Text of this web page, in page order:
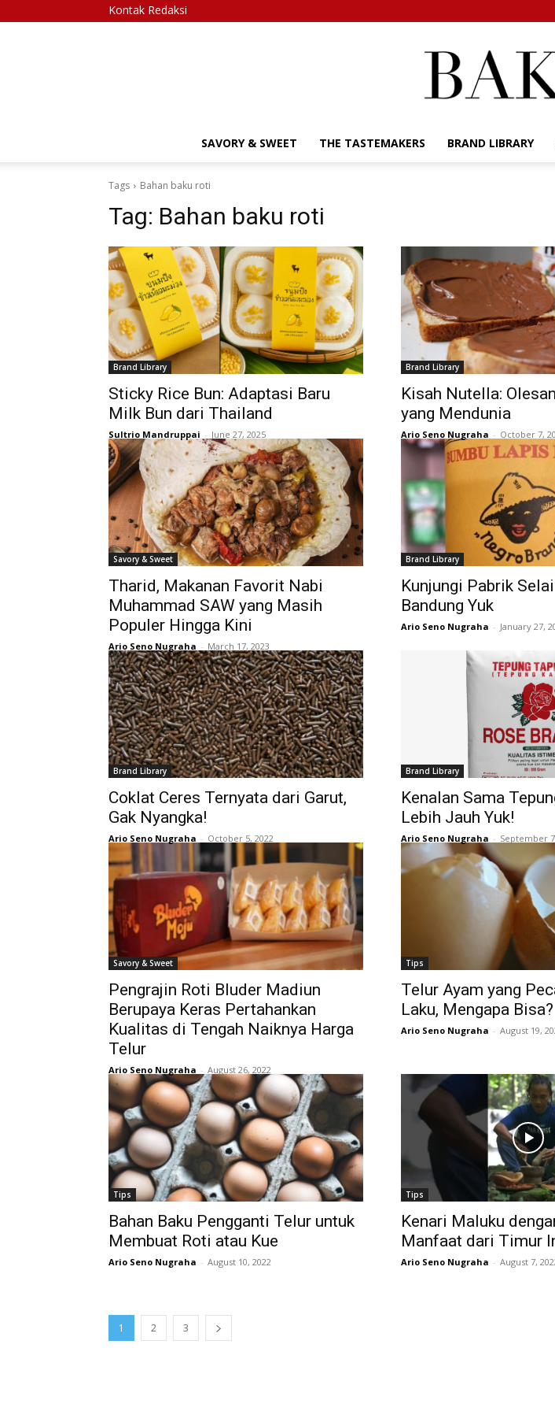
Kontak Redaksi
SAVORY & SWEET THE TASTEMAKERS BRAND LIBRARY
Tags Bahan baku roti
Tag: Bahan baku roti
Brand Library
Sticky Rice Bun: Adaptasi Baru
Milk Bun dari Thailand
Sultrio Mandruppai - June 27, 2025
Brand Library
Kisah Nutella:
yang Mendunia
Ario Seno Nugraha - October 7,
Savory & Sweet
Tharid, Makanan Favorit Nabi
Muhammad SAW yang Masih
Populer Hingga Kini
Ario Seno Nugraha - March 17, 2023
Brand Library
Kunjungi Pabrik
Bandung Yuk
Ario Seno Nugraha - January 27,
Brand Library
Coklat Ceres Ternyata dari Garut,
Gak Nyangka!
Ario Seno Nugraha - October 5, 2022
Brand Library
Kenalan Sama
Lebih Jauh Yuk!
Ario Seno Nugraha - September
Savory & Sweet
Pengrajin Roti Bluder Madiun
Berupaya Keras Pertahankan
Kualitas di Tengah Naiknya Harga
Telur
Ario Seno Nugraha - August 26, 2022
Tips
Telur Ayam yang
Laku, Mengapa Bisa?
Ario Seno Nugraha - August 19,
Tips
Bahan Baku Pengganti Telur untuk
Membuat Roti atau Kue
Ario Seno Nugraha - August 10, 2022
Tips
Kenari Maluku
Manfaat dari Timur
Ario Seno Nugraha - August 7,
1 2 3